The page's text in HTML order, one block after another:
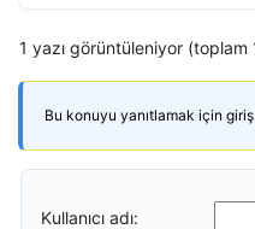
1 yazı görüntüleniyor (toplam
Bu konuyu yanıtlamak için giriş
Kullanıcı adı: